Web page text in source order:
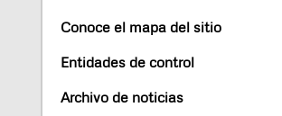
Conoce el mapa del sitio
Entidades de control
Archivo de noticias